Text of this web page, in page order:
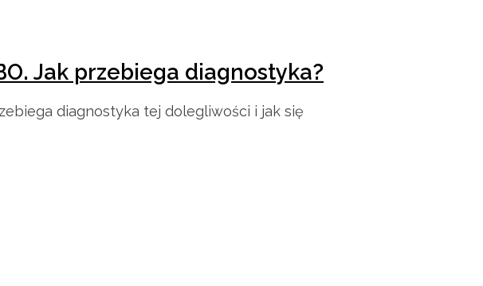
Jak przebiega diagnostyka?
diagnostyka tej dolegliwości i jak się